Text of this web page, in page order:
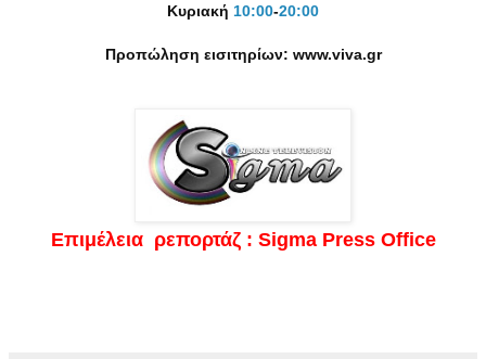
Κυριακή 10:00-20:00
Προπώληση εισιτηρίων: www.viva.gr
Επιμέλεια ρεπορτάζ : Sigma Press Office